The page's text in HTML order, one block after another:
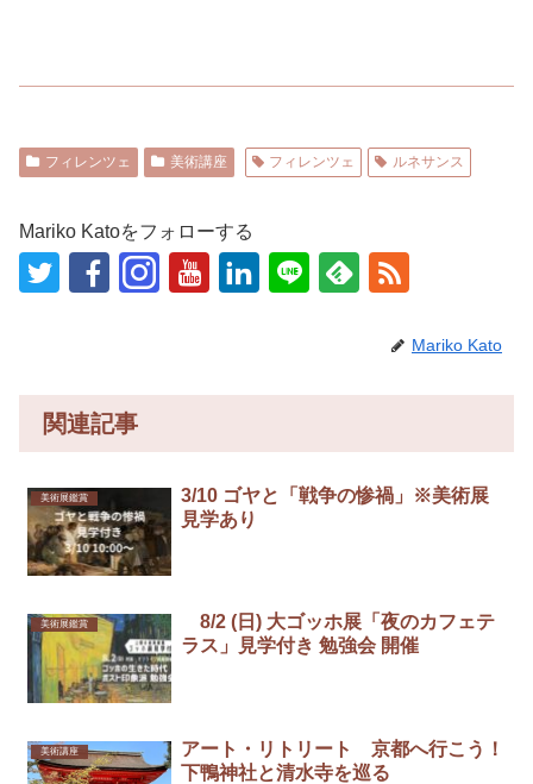
フィレンツェ 美術講座 フィレンツェ ルネサンス
Mariko Katoをフォローする
Mariko Kato
関連記事
美術展鑑賞
3/10 ゴヤと「戦争の惨禍」※美術展
見学あり
美術展鑑賞
8/2 (日) 大ゴッホ展「夜のカフェテ
ラス」見学付き 勉強会 開催
美術講座
アート・リトリート 京都へ行こう！
下鴨神社と清水寺を巡る